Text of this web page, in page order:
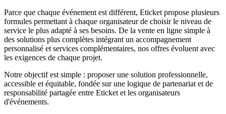
Parce que chaque événement est différent, Eticket propose plusieurs
formules permettant à chaque organisateur de choisir le niveau de
service le plus adapté à ses besoins. De la vente en ligne simple à
des solutions plus complètes intégrant un accompagnement
personnalisé et services complémentaires, nos offres évoluent avec
les exigences de chaque projet.
Notre objectif est simple : proposer une solution professionnelle,
accessible et équitable, fondée sur une logique de partenariat et de
responsabilité partagée entre Eticket et les organisateurs
d'événements.